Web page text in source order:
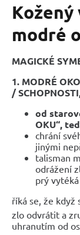
modré
MAGICKÉ
1. MODRÉ
/
od
OKU“,
chrání
jinými
talisman
odrážení
prý
říká se, že
zlo odvrátit a
uhranutím od